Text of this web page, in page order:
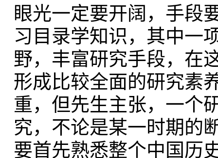
眼光一定要开阔，手段
习目录学知识，其中一
野，丰富研究手段，在
形成比较全面的研究素
重，但先生主张，一个
究，不论是某一时期的
要首先熟悉整个中国历